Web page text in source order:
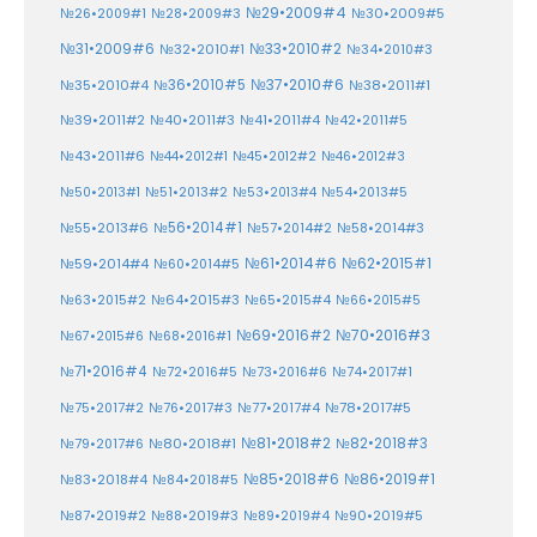
№26•2009#1 №28•2009#3 №29•2009#4 №30•2009#5
№31•2009#6 №32•2010#1 №33•2010#2 №34•2010#3
№35•2010#4 №36•2010#5 №37•2010#6 №38•2011#1
№39•2011#2 №40•2011#3 №41•2011#4 №42•2011#5
№43•2011#6 №44•2012#1 №45•2012#2 №46•2012#3
№50•2013#1 №51•2013#2 №53•2013#4 №54•2013#5
№55•2013#6 №56•2014#1 №57•2014#2 №58•2014#3
№59•2014#4 №60•2014#5 №61•2014#6 №62•2015#1
№63•2015#2 №64•2015#3 №65•2015#4 №66•2015#5
№67•2015#6 №68•2016#1 №69•2016#2 №70•2016#3
№71•2016#4 №72•2016#5 №73•2016#6 №74•2017#1
№75•2017#2 №76•2017#3 №77•2017#4 №78•2017#5
№79•2017#6 №80•2018#1 №81•2018#2 №82•2018#3
№83•2018#4 №84•2018#5 №85•2018#6 №86•2019#1
№87•2019#2 №88•2019#3 №89•2019#4 №90•2019#5